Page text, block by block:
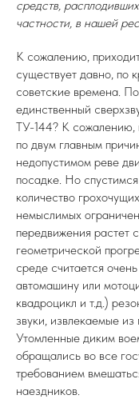
средств,
частности, в нашей
К сожалению,
существует давно, по
советские времена.
единственный
ТУ-144? К сожалению,
по двум главным
недопустимом реве
посадке. Но
количество
немыслимых
передвижения растет
геометрической
среде считается
автомашину или
квадроцикл и т.д.)
звуки, извлекаемые
Утомленные диким
обращались во все
требованием
наездников.